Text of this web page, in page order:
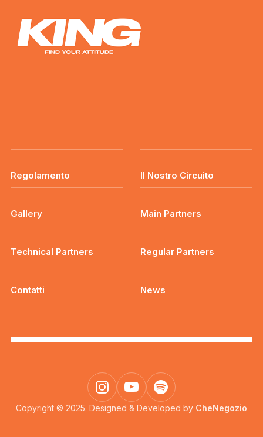
Regolamento Il Nostro Circuito
Gallery Main Partners
Technical Partners Regular Partners
Contatti News
Copyright © 2025. Designed & Developed by CheNegozio